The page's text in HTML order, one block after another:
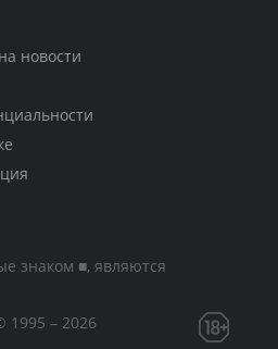
новости
знаком ■, являются
– 2026